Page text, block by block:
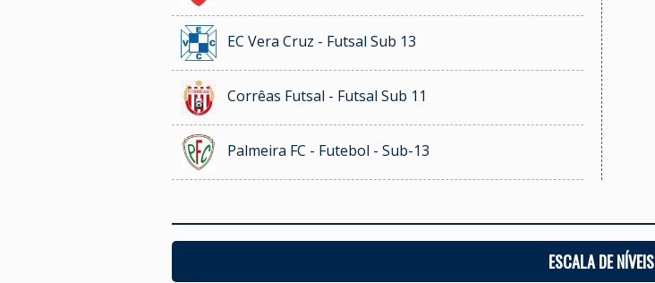
EC Vera Cruz - Futsal Sub 13
Corrêas Futsal - Futsal Sub 11
Palmeira FC - Futebol - Sub-13
ESCALA DE NÍVEIS